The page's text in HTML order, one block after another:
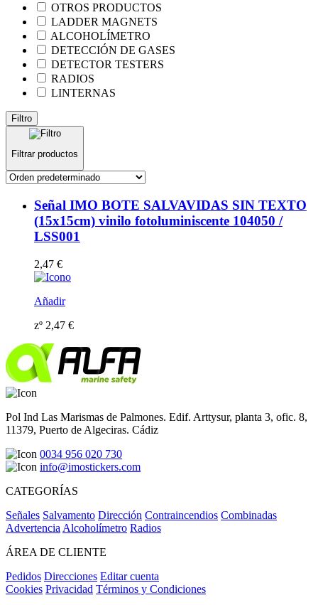
OTROS PRODUCTOS
LADDER MAGNETS
ALCOHOLÍMETRO
DETECCIÓN DE GASES
DETECTOR TESTERS
RADIOS
LINTERNAS
Filtro
Filtrar productos
Señal IMO BOTE SALVAVIDAS SIN TEXTO
(15x15cm) vinilo fotoluminiscente 104050 /
LSS001
2,47 €
Añadir
zº 2,47 €
Pol Ind Las Marismas de Palmones. Edif. Arttysur, planta 3, ofic. 8,
11379, Puerto de Algeciras. Cádiz
0034 956 020 730
info@imostickers.com
CATEGORÍAS
Señales Salvamento Dirección Contraincendios Combinadas
Advertencia Alcoholímetro Radios
ÁREA DE CLIENTE
Pedidos Direcciones Editar cuenta
Cookies Privacidad Términos y Condiciones